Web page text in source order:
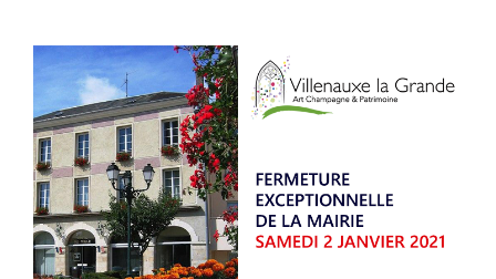
Voir
l'image
agrandie